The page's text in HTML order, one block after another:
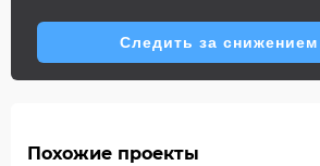
Следить за
Похожие проекты